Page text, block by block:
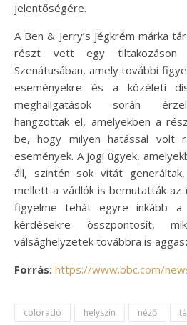
jelentőségére.
A Ben & Jerry’s jégkrém márka
részt vett egy tiltakozáson
Szenátusában, amely további
eseményekre és a közéleti
meghallgatások során
hangzottak el, amelyekben a
be, hogy milyen hatással volt
események. A jogi ügyek,
áll, szintén sok vitát
mellett a vádlók is bemutatták az
figyelme tehát egyre inkább a
kérdésekre összpontosít,
válsághelyzetek továbbra is
Forrás: https://www.bbc.com/
coloradó helyszín néző